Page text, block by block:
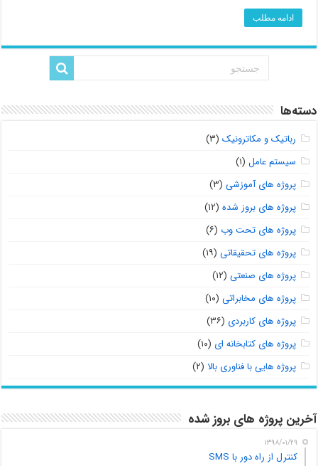
ادامه مطلب
دسته‌ها
رباتیک و مکاترونیک (۳)
سیستم عامل (۱)
پروژه های آموزشی (۳)
پروژه های بروز شده (۱۲)
پروژه های تحت وب (۶)
پروژه های تحقیقاتی (۱۹)
پروژه های صنعتی (۱۲)
پروژه های مخابراتی (۱۰)
پروژه های کاربردی (۳۶)
پروژه های کتابخانه ای (۱۰)
پروژه هایی با فناوری بالا (۲)
آخرین پروژه های بروز شده
۱۳۹۸/۰۱/۲۹
کنترل از راه دور با SMS